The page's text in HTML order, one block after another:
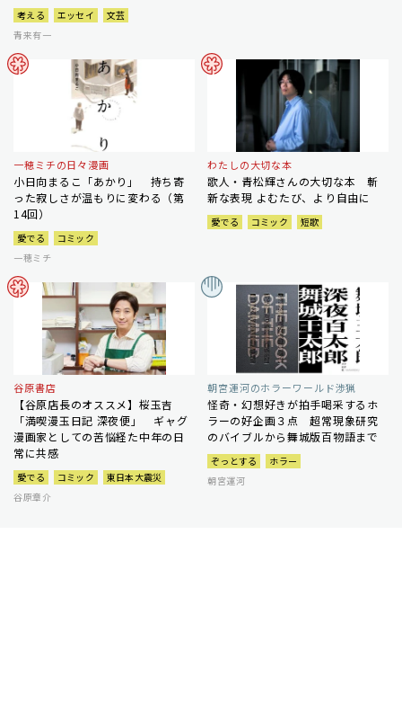
考える エッセイ
文芸
青来有一
一穂ミチの日々漫画
小日向まるこ「あかり」 持ち寄
った寂しさが温もりに変わる（第
14回）
愛でる
コミック
一穂ミチ
わたしの大切な本
歌人・青松輝さんの大切な本 斬
新な表現 よむたび、より自由に
愛でる コミック 短歌
谷原書店
【谷原店長のオススメ】桜玉吉
「満喫漫玉日記 深夜便」 ギャグ
漫画家としての苦悩経た中年の日
常に共感
愛でる コミック
東日本大震災
谷原章介
朝宮運河のホラーワールド渉猟
怪奇・幻想好きが拍手喝采するホ
ラーの好企画３点 超常現象研究
のバイブルから舞城版百物語まで
ぞっとする
ホラー
朝宮運河